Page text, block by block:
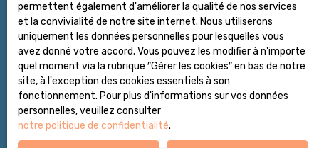
Vous souhaitez connaître la valeur de votre bien
immobilier à Nancy ? L'agence Merino vous propose
une estimation gratuite, en ligne ou à domicile, selon
vos besoins. Contactez-nous dès maintenant au 03
65 65 56 01 ou via notre formulaire en ligne pour
bénéficier de notre expertise et concrétiser votre
projet immobilier en toute sérénité.
permettent également d'améliorer la qualité de nos services
et la convivialité de notre site internet. Nous utiliserons
uniquement les données personnelles pour lesquelles vous
avez donné votre accord. Vous pouvez les modifier à n'importe
quel moment via la rubrique ″Gérer les cookies″ en bas de notre
site, à l'exception des cookies essentiels à son
fonctionnement. Pour plus d'informations sur vos données
personnelles, veuillez consulter
notre politique de confidentialité.